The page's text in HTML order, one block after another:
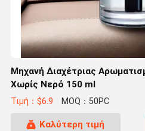
Μηχανή Διαχέτριας
Χωρίς Νερό 150 ml
Τιμή：$6.9 MOQ：50PC
Καλύτερη τιμή